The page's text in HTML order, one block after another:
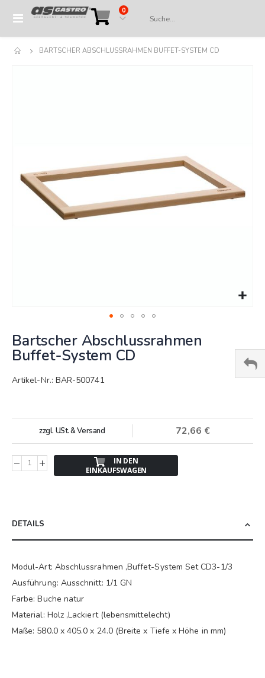
Navigation
Cart
0Artikel
BARTSCHER ABSCHLUSSRAHMEN BUFFET-SYSTEM CD
zum
Anfang
der
Bildergalerie
Bartscher Abschlussrahmen
Buffet-System CD
Artikel-Nr.: BAR-500741
72,66 €
zzgl. USt. & Versand
IN DEN
EINKAUFSWAGEN
DETAILS
Modul-Art: Abschlussrahmen ,Buffet-System Set CD3-1/3
Ausführung: Ausschnitt: 1/1 GN
Farbe: Buche natur
Material: Holz ,Lackiert (lebensmittelecht)
Maße: 580.0 x 405.0 x 24.0 (Breite x Tiefe x Höhe in mm)